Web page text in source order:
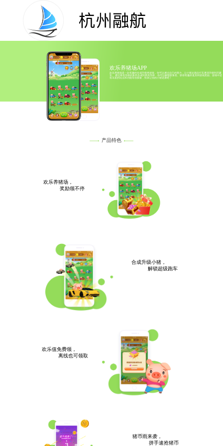
欢乐养猪场APP
欢乐养猪场是一款有趣的合成升级类游戏，你可以通过自己的努力，让小猪从骑自行车逐渐升级到开豪
车。 通过将低等级的角色合成到更高等级，你可以解锁新角色、获得有趣的道具和游戏奖励。游戏中还
有丰富的玩法和功能等你探索，快来让你的小猪逆袭吧！
产品特色
欢乐养猪场，
奖励领不停
合成升级小猪，
解锁超级跑车
欢乐值免费领，
离线也可领取
猪币雨来袭，
拼手速抢猪币